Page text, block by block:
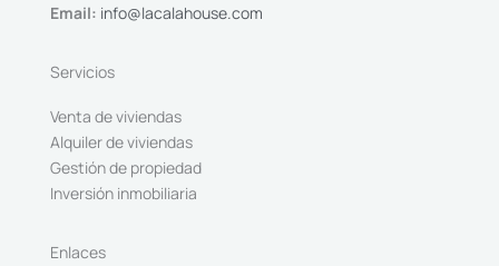
Email: info@lacalahouse.com
Servicios
Venta de viviendas
Alquiler de viviendas
Gestión de propiedad
Inversión inmobiliaria
Enlaces